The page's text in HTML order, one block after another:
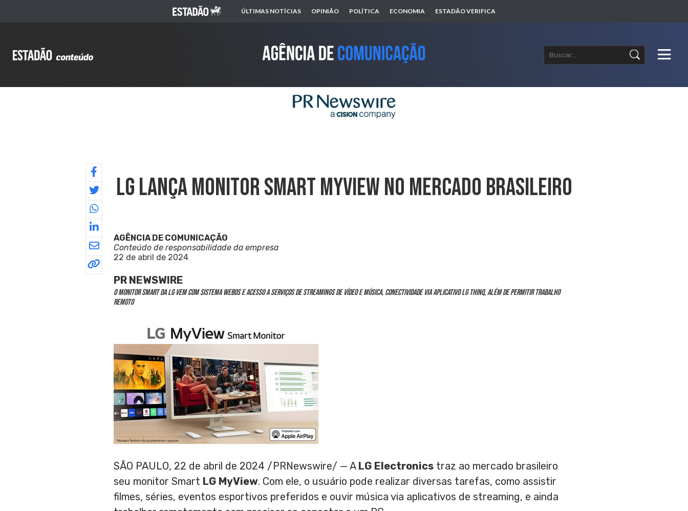
ÚLTIMAS NOTÍCIAS OPINIÃO POLÍTICA ECONOMIA ESTADÃO VERIFICA
LG Lança Monitor Smart MyView No Mercado Brasileiro
AGÊNCIA DE COMUNICAÇÃO
Conteúdo de responsabilidade da empresa
22 de abril de 2024
PR NEWSWIRE
O Monitor Smart da LG vem com sistema webOS e acesso a serviços de streamings de vídeo e música, conectividade via aplicativo LG ThinQ, além de permitir trabalho
remoto
SÃO PAULO, 22 de abril de 2024 /PRNewswire/ — A LG Electronics traz ao mercado brasileiro
seu monitor Smart LG MyView. Com ele, o usuário pode realizar diversas tarefas, como assistir
filmes, séries, eventos esportivos preferidos e ouvir música via aplicativos de streaming, e ainda